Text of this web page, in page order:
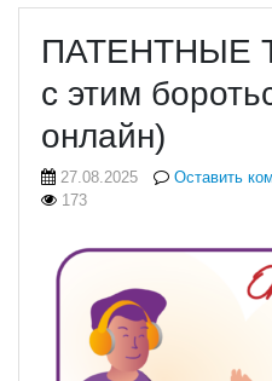
ПАТЕНТНЫЕ
с этим
онлайн)
27.08.2025 Оставить
173